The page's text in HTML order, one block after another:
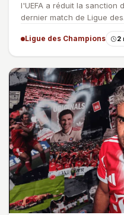
l'UEFA a réduit la sanction
dernier match de Ligue
Ligue des Champions 2